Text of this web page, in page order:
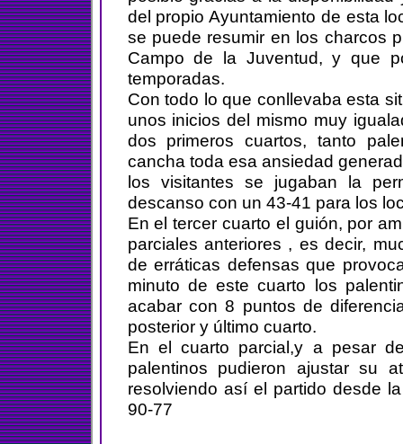
del propio Ayuntamiento de esta
se puede resumir en los charcos
Campo de la Juventud, y que
temporadas.
Con todo lo que conllevaba esta
unos inicios del mismo muy
dos primeros cuartos, tanto
cancha toda esa ansiedad
los visitantes se jugaban la
descanso con un 43-41 para los
En el tercer cuarto el guión, por
parciales anteriores , es decir,
de erráticas defensas que
minuto de este cuarto los
acabar con 8 puntos de
posterior y último cuarto.
En el cuarto parcial,y a pesar
palentinos pudieron ajustar su
resolviendo así el partido desde
90-77